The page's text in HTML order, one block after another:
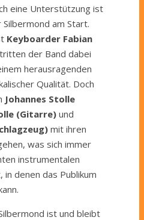
eine Unterstützung ist
am Start.
Keyboarder Fabian
der Band dabei
herausragenden
Qualität. Doch
Johannes Stolle
(Gitarre)und
mit ihren
was sich immer
instrumentalen
denen das Publikum
ist und bleibt